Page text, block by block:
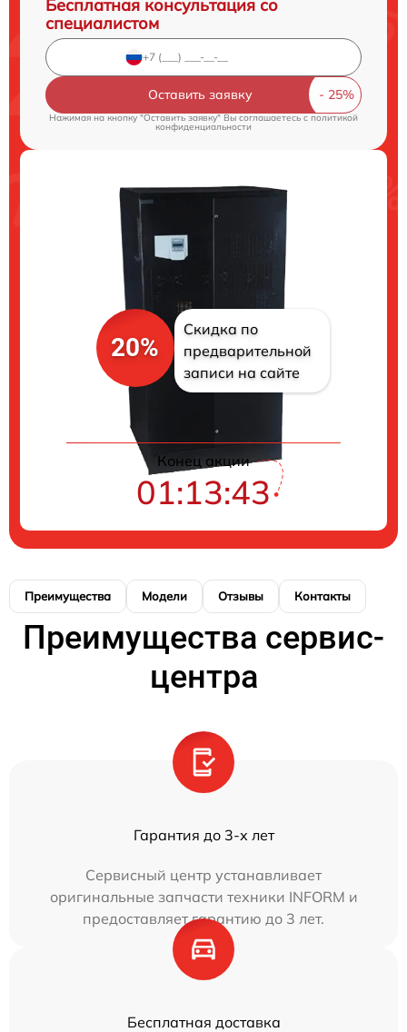
Бесплатная консультация со
специалистом
Оставить заявку
Нажимая на кнопку "Оставить заявку" Вы соглашаетесь cполитикой
конфиденциальности
20%
Скидка по
предварительной
записи на сайте
Конец акции
01:13:43
Преимущества Модели Отзывы Контакты
Преимущества сервис-
центра
Гарантия до 3-х лет
Сервисный центр устанавливает
оригинальные запчасти техники INFORM и
предоставляет гарантию до 3 лет.
Бесплатная доставка